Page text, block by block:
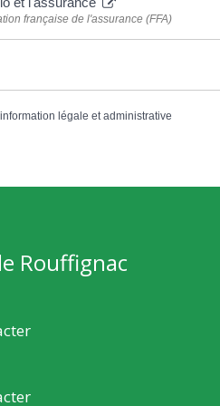
française de l'assurance (FFA)
légale et administrative
Rouffignac